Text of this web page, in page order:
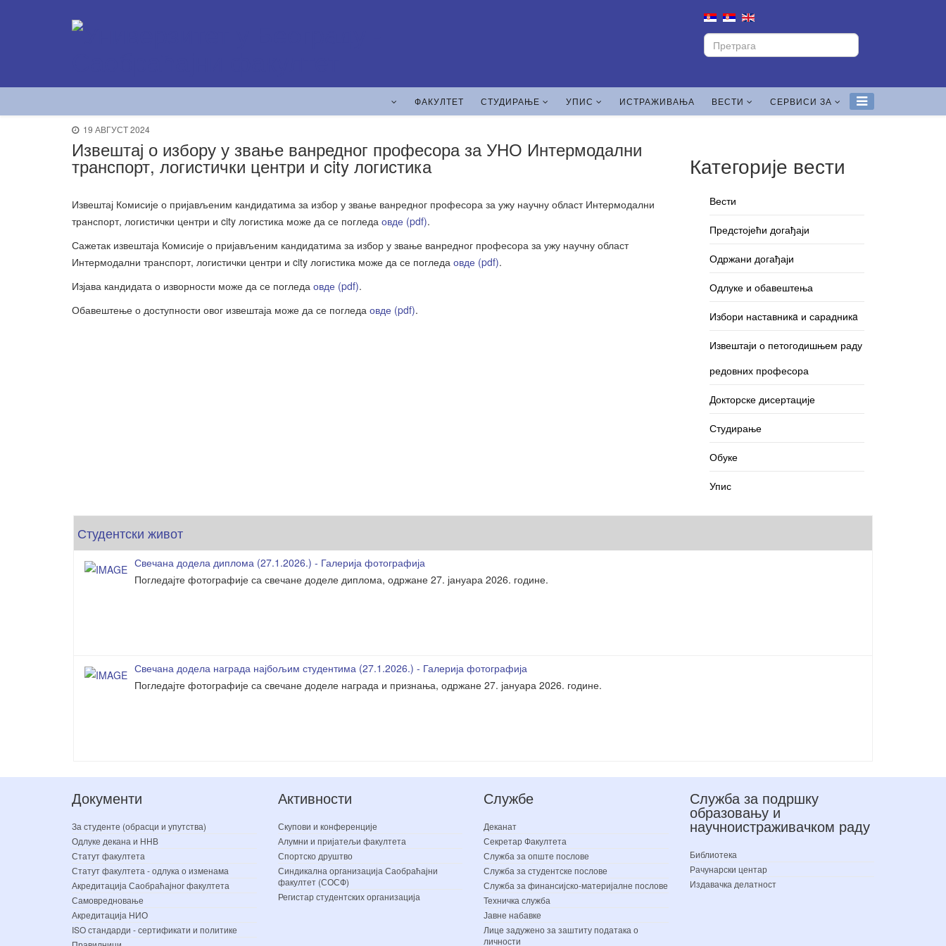
ФАКУЛТЕТ СТУДИРАЊЕ УПИС ИСТРАЖИВАЊА ВЕСТИ СЕРВИСИ ЗА
19 АВГУСТ 2024
Извештај о избору у звање ванредног професора за УНО Интермодални
транспорт, логистички центри и city логистика
Извештај Комисије о пријављеним кандидатима за избор у звање ванредног професора за ужу научну област Интермодални
транспорт, логистички центри и city логистика може да се погледа овде (pdf).
Сажетак извештаја Комисије о пријављеним кандидатима за избор у звање ванредног професора за ужу научну област
Интермодални транспорт, логистички центри и city логистика може да се погледа овде (pdf).
Изјава кандидата о изворности може да се погледа овде (pdf).
Обавештење о доступности овог извештаја може да се погледа овде (pdf).
Категорије вести
Вести
Предстојећи догађаји
Одржани догађаји
Одлуке и обавештења
Избори наставникa и сарадникa
Извештаји о петогодишњем раду
редовних професора
Докторске дисертације
Студирање
Обуке
Упис
Студентски живот
Свечана додела диплома (27.1.2026.) - Галерија фотографија
Погледајте фотографије са свечане доделе диплома, одржане 27. јануара 2026. године.
Свечана додела награда најбољим студентима (27.1.2026.) - Галерија фотографија
Погледајте фотографије са свечане доделе награда и признања, одржане 27. јануара 2026. године.
Документи
За студенте (обрасци и упутства)
Одлуке декана и ННВ
Статут факултета
Статут факултета - одлука о изменама
Акредитација Саобраћајног факултета
Самовредновање
Акредитација НИО
ISO стандарди - сертификати и политике
Активности
Скупови и конференције
Алумни и пријатељи факултета
Спортско друштво
Синдикална организација Саобраћајни
факултет (СОСФ)
Регистар студентских организација
Службе
Деканат
Секретар Факултета
Служба за опште послове
Служба за студентске послове
Служба за финансијско-материјалне послове
Техничка служба
Јавне набавке
Лице задужено за заштиту података о
личности
Служба за подршку
образовању и
научноистраживачком раду
Библиотека
Рачунарски центар
Издавачка делатност